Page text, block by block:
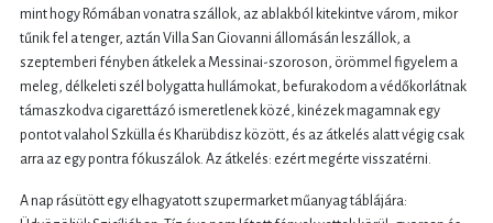
mint hogy Rómában vonatra szállok, az ablakból kitekintve várom, mikor
tűnik fel a tenger, aztán Villa San Giovanni állomásán leszállok, a
szeptemberi fényben átkelek a Messinai-szoroson, örömmel figyelem a
meleg, délkeleti szél bolygatta hullámokat, befurakodom a védőkorlátnak
támaszkodva cigarettázó ismeretlenek közé, kinézek magamnak egy
pontot valahol Szkülla és Kharübdisz között, és az átkelés alatt végig csak
arra az egy pontra fókuszálok. Az átkelés: ezért megérte visszatérni.
A nap rásütött egy elhagyatott szupermarket műanyag táblájára: